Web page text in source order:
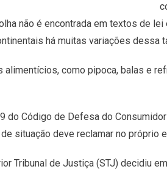
não é encontrada em textos de
há muitas variações dessa
alimentícios, como pipoca, balas e
do Código de Defesa do
situação deve reclamar no próprio
Tribunal de Justiça (STJ) decidiu